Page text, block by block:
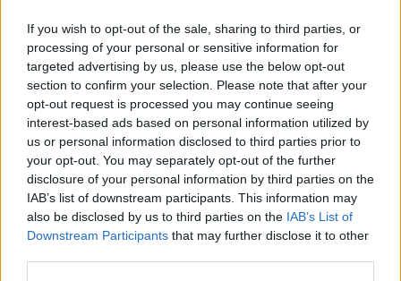
If you wish to opt-out of the sale, sharing to third parties, or
processing of your personal or sensitive information for
targeted advertising by us, please use the below opt-out
section to confirm your selection. Please note that after your
opt-out request is processed you may continue seeing
interest-based ads based on personal information utilized by
us or personal information disclosed to third parties prior to
your opt-out. You may separately opt-out of the further
disclosure of your personal information by third parties on the
IAB’s list of downstream participants. This information may
also be disclosed by us to third parties on the IAB’s List of
Downstream Participants that may further disclose it to other